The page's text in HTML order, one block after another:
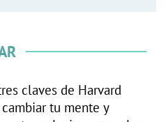
claves de Harvard
cambiar tu mente y